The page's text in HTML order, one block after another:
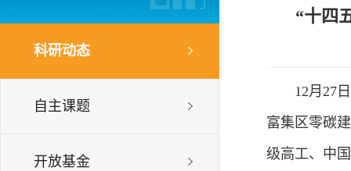
科研动态
自主课题
开放基金
“十四
12月27
富集区零碳
级高工、中